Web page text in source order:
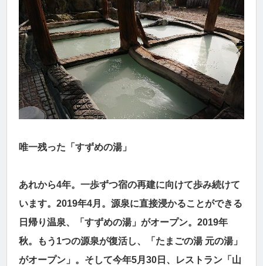
唯一残った「すずめの湯」
あれから4年。一歩ずつ宿の再建に向けて歩み続けて
います。2019年4月。源泉に直接浸かることができる
日帰り温泉、「すずめの湯」がオープン。2019年
秋。もう1つの源泉が復活し、「たまごの湯 元の湯」
がオープン」。そして今年5月30日、レストラン「山